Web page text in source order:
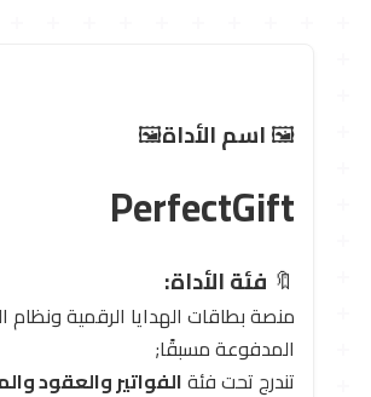
🖼 ️اسم الأداة🖼 ️
PerfectGift
🔖 فئة الأداة:
منصة بطاقات الهدايا الرقمية ونظام
المدفوعة مسبقًا;
تندرج تحت فئةالفواتير والعقود